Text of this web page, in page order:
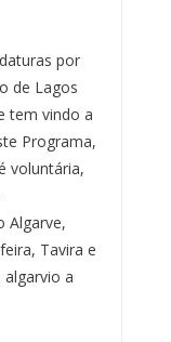
por
de Lagos
tem vindo a
Programa,
voluntária,
Algarve,
Tavira e
a